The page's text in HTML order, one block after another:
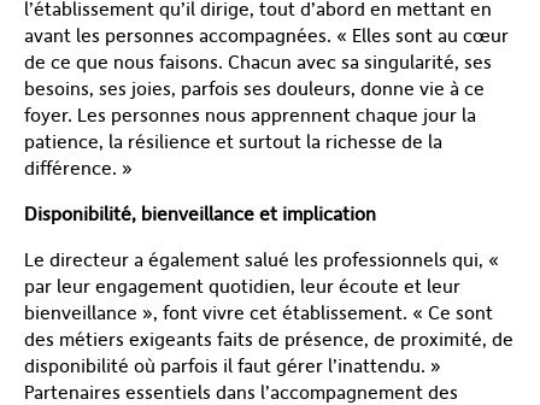
l’établissement qu’il dirige, tout d’abord en mettant en
avant les personnes accompagnées. « Elles sont au cœur
de ce que nous faisons. Chacun avec sa singularité, ses
besoins, ses joies, parfois ses douleurs, donne vie à ce
foyer. Les personnes nous apprennent chaque jour la
patience, la résilience et surtout la richesse de la
différence. »
Disponibilité, bienveillance et implication
Le directeur a également salué les professionnels qui, «
par leur engagement quotidien, leur écoute et leur
bienveillance », font vivre cet établissement. « Ce sont
des métiers exigeants faits de présence, de proximité, de
disponibilité où parfois il faut gérer l’inattendu. »
Partenaires essentiels dans l’accompagnement des